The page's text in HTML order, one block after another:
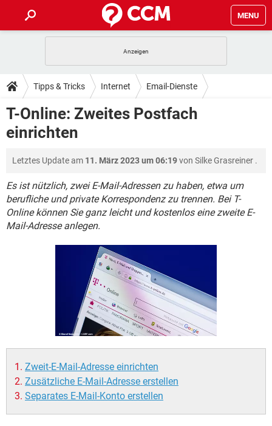
MENU
ANDROID IOS
WINDOWS 10 INSTAGRAM
WHATSAPP
TIPPS & TRICKS
SPIELE
ANDROID IOS
WHATSAPP TIKTOK
FACEBOOK HARDWARE
DOWNLOADS
SPIELE
WHATSAPP TIKTOK
FACEBOOK HARDWARE
FORUM
SPIELE STREAMING
ANDROID IOS
WINDOWS 10 INSTAGRAM
WHATSAPP
HARDWARE
SPIELE STREAMING
ANDROID IOS
HARDWARE
Tipps & Tricks Internet Email-Dienste
T-Online: Zweites Postfach
einrichten
Letztes Update am 11. März 2023 um 06:19von Silke Grasreiner .
Es ist nützlich, zwei E-Mail-Adressen zu haben, etwa um
berufliche und private Korrespondenz zu trennen. Bei T-
Online können Sie ganz leicht und kostenlos eine zweite E-
Mail-Adresse anlegen.
Zweit-E-Mail-Adresse einrichten
Zusätzliche E-Mail-Adresse erstellen
Separates E-Mail-Konto erstellen